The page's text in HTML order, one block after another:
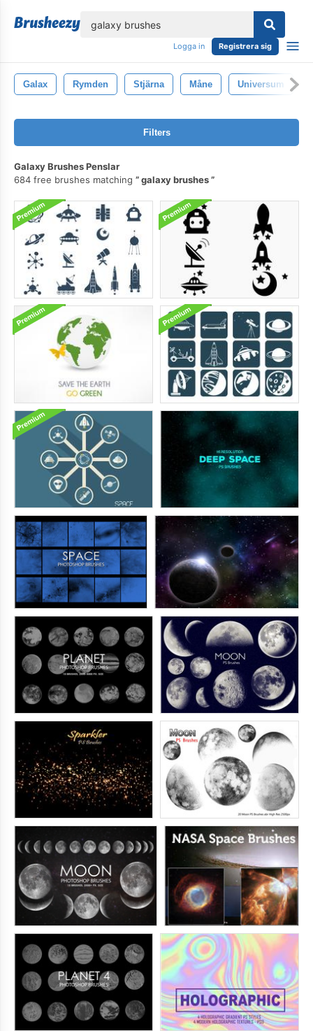
Logga in Registrera sig
Galax Rymden Stjärna Måne Universum
Filters
Galaxy Brushes Penslar
684 free brushes matching
galaxy brushes